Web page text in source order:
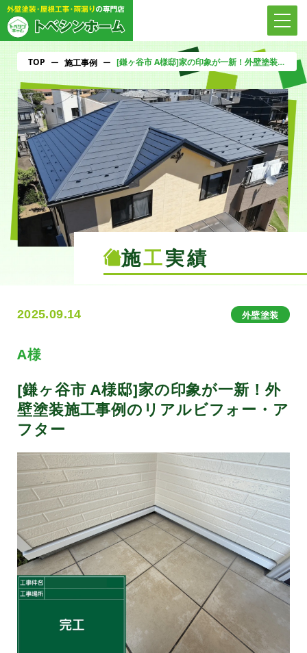
TOP ー 施工事例 ー [鎌ヶ谷市 A様邸]家の印象が一新！外壁塗装施工事例のリアルビフォー・アフター
施工実績
2025.09.14 外壁塗装
A様
[鎌ヶ谷市 A様邸]家の印象が一新！外
壁塗装施工事例のリアルビフォー・ア
フター